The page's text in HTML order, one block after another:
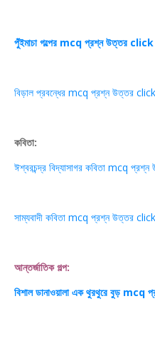
পুঁইমাচা গল্পের mcq প্রশ্ন উত্তর
বিড়াল প্রবন্ধের mcq প্রশ্ন উত্তর
কবিতা:
ঈশ্বরচন্দ্র বিদ্যাসাগর কবিতা mcq
সাম্যবাদী কবিতা mcq প্রশ্ন উত্তর
আন্তর্জাতিক গল্প:
বিশাল ডানাওয়ালা এক থুরথুরে বুড়